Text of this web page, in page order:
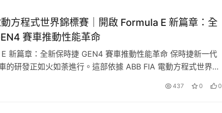
方程式世界錦標賽｜開啟 Formula E 新篇章：全
賽車推動性能革命
新篇章：全新保時捷 GEN4 賽車推動性能革命 保時捷新一代
的研發正如火如荼進行。這部依據 ABB FIA 電動方程式世界錦
kW）動力、恆時四輪驅動、新款輪胎與大幅提升的下壓力，這
437 0 0